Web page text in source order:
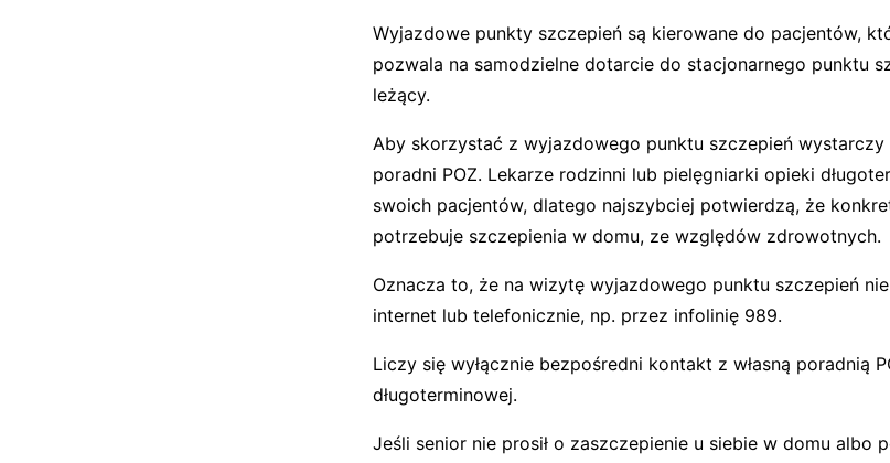
Wyjazdowe punkty szczepień są kierowane do pacjentów,
pozwala na samodzielne dotarcie do stacjonarnego punktu
leżący.
Aby skorzystać z wyjazdowego punktu szczepień
poradni POZ. Lekarze rodzinni lub pielęgniarki opieki
swoich pacjentów, dlatego najszybciej potwierdzą, że
potrzebuje szczepienia w domu, ze względów zdrowotnych.
Oznacza to, że na wizytę wyjazdowego punktu szczepień
internet lub telefonicznie, np. przez infolinię 989.
Liczy się wyłącznie bezpośredni kontakt z własną poradnią
długoterminowej.
Jeśli senior nie prosił o zaszczepienie u siebie w domu albo